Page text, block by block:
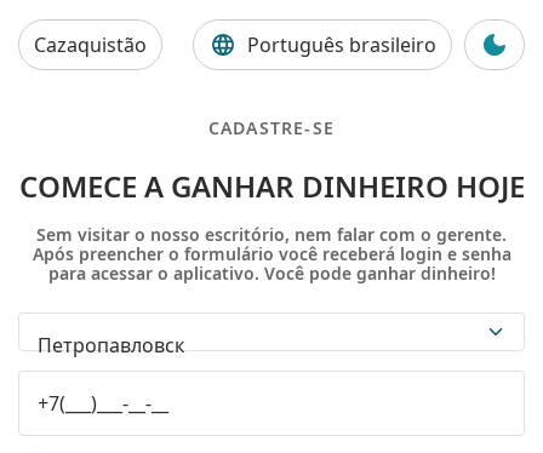
Cazaquistão Português brasileiro
CADASTRE-SE
COMECE A GANHAR DINHEIRO HOJE
Sem visitar o nosso escritório, nem falar com o gerente.
Após preencher o formulário você receberá login e senha
para acessar o aplicativo. Você pode ganhar dinheiro!
Петропавловск